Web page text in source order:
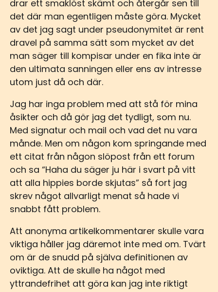
drar ett smaklöst skämt och återgår sen till
det där man egentligen måste göra. Mycket
av det jag sagt under pseudonymitet är rent
dravel på samma sätt som mycket av det
man säger till kompisar under en fika inte är
den ultimata sanningen eller ens av intresse
utom just då och där.
Jag har inga problem med att stå för mina
åsikter och då gör jag det tydligt, som nu.
Med signatur och mail och vad det nu vara
månde. Men om någon kom springande med
ett citat från någon slöpost från ett forum
och sa “Haha du säger ju här i svart på vitt
att alla hippies borde skjutas” så fort jag
skrev något allvarligt menat så hade vi
snabbt fått problem.
Att anonyma artikelkommentarer skulle vara
viktiga håller jag däremot inte med om. Tvärt
om är de snudd på själva definitionen av
oviktiga. Att de skulle ha något med
yttrandefrihet att göra kan jag inte riktigt